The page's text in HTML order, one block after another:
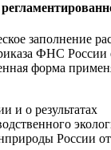
заполнение
ФНС
форма
и о результатах
России